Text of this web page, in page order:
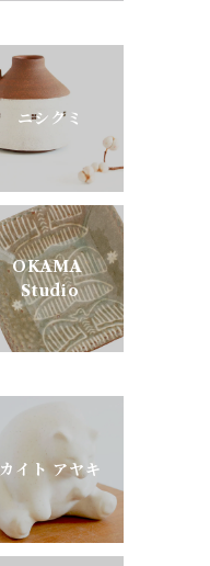
ニシクミ
OKAMA
Studio
カイト アヤキ